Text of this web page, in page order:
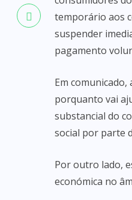
temporário aos
suspender
pagamento
Em
porquanto vai
substancial do
social por parte
Por outro lado,
económica no